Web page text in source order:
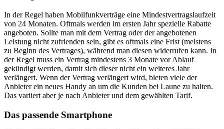
In der Regel haben Mobilfunkverträge eine Mindestvertragslaufzeit
von 24 Monaten. Oftmals werden im ersten Jahr spezielle Rabatte
angeboten. Sollte man mit dem Vertrag oder der angebotenen
Leistung nicht zufrienden sein, gibt es oftmals eine Frist (meistens
zu Beginn des Vertrages), während man diesen widerrufen kann. In
der Regel muss ein Vertrag mindestens 3 Monate vor Ablauf
gekündigt werden, damit sich dieser nicht ein weiteres Jahr
verlängert. Wenn der Vertrag verlängert wird, bieten viele der
Anbieter ein neues Handy an um die Kunden bei Laune zu halten.
Das variiert aber je nach Anbieter und dem gewählten Tarif.
Das passende Smartphone